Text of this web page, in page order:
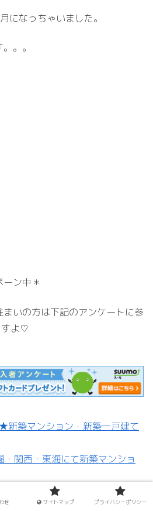
になっちゃいました。
。。
ン中＊
いの方は下記のアンケートに参
すよ♡
築マンション・新築一戸建て
関西・東海にて新築マンショ
００円！！■■■■
せ サイトマップ プライバシーポリシー